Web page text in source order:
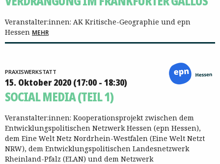
Veranstalter:innen: AK Kritische-Geographie und epn
Hessen MEHR
PRAXISWERKSTATT
15. Oktober 2020 (17:00 - 18:30)
SOCIAL MEDIA (TEIL 1)
Veranstalter:innen: Kooperationsprojekt zwischen dem
Entwicklungspolitischen Netzwerk Hessen (epn Hessen),
dem Eine Welt Netz Nordrhein-Westfalen (Eine Welt Netzt
NRW), dem Entwicklungspolitischen Landesnetzwerk
Rheinland-Pfalz (ELAN) und dem Netzwerk